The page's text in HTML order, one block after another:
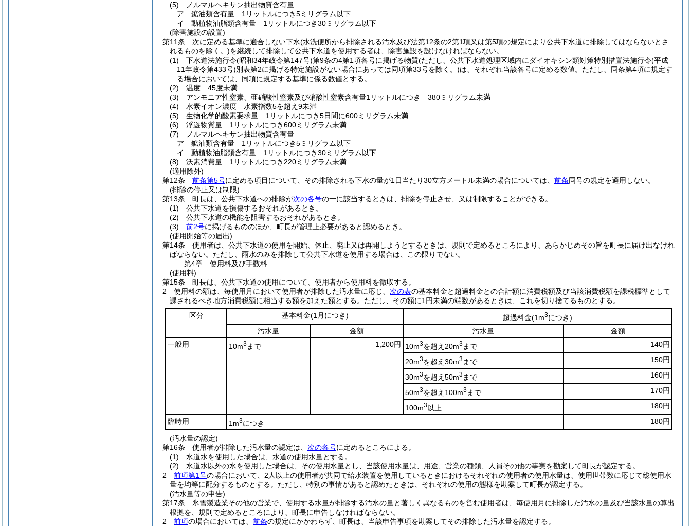
(5)
ノルマルヘキサン抽出物質含有量
ア
鉱油類含有量 1リットルにつき5ミリグラム以下
イ
動植物油脂類含有量 1リットルにつき30ミリグラム以下
(除害施設の設置)
第11条
次に定める基準に適合しない下水(水洗便所から排除される汚水及び法第12条の2第1項又は第5項の規定により公共下水道に排除してはならないとさ
れるものを除く。)を継続して排除して公共下水道を使用する者は、除害施設を設けなければならない。
(1)
下水道法施行令(昭和34年政令第147号)第9条の4第1項各号に掲げる物質(ただし、公共下水道処理区域内にダイオキシン類対策特別措置法施行令(平成
11年政令第433号)別表第2に掲げる特定施設がない場合にあっては同項第33号を除く。)は、それぞれ当該各号に定める数値。 ただし、同条第4項に規定す
る場合においては、同項に規定する基準に係る数値とする。
(2)
温度 45度未満
(3)
アンモニア性窒素、亜硝酸性窒素及び硝酸性窒素含有量1リットルにつき 380ミリグラム未満
(4)
水素イオン濃度 水素指数5を超え9未満
(5)
生物化学的酸素要求量 1リットルにつき5日間に600ミリグラム未満
(6)
浮遊物質量 1リットルにつき600ミリグラム未満
(7)
ノルマルヘキサン抽出物質含有量
ア
鉱油類含有量 1リットルにつき5ミリグラム以下
イ
動植物油脂類含有量 1リットルにつき30ミリグラム以下
(8)
沃素消費量 1リットルにつき220ミリグラム未満
(適用除外)
第12条
前条第5号に定める項目について、その排除される下水の量が1日当たり30立方メートル未満の場合については、 前条同号の規定を適用しない。
(排除の停止又は制限)
第13条
町長は、公共下水道への排除が次の各号の一に該当するときは、排除を停止させ、又は制限することができる。
(1)
公共下水道を損傷するおそれがあるとき。
(2)
公共下水道の機能を阻害するおそれがあるとき。
(3)
前2号に掲げるもののほか、町長が管理上必要があると認めるとき。
(使用開始等の届出)
第14条
使用者は、公共下水道の使用を開始、休止、廃止又は再開しようとするときは、規則で定めるところにより、あらかじめその旨を町長に届け出なけれ
ばならない。 ただし、雨水のみを排除して公共下水道を使用する場合は、この限りでない。
第4章
使用料及び手数料
(使用料)
第15条
町長は、公共下水道の使用について、使用者から使用料を徴収する。
2
使用料の額は、毎使用月において使用者が排除した汚水量に応じ、 次の表の基本料金と超過料金との合計額に消費税額及び当該消費税額を課税標準として
課されるべき地方消費税額に相当する額を加えた額とする。 ただし、その額に1円未満の端数があるときは、これを切り捨てるものとする。
区分
基本料金(1月につき) 超過料金(1m3につき)
汚水量
金額 汚水量
金額
一般用
10m3 まで 1,200円 10m3を超え20m3 まで 140円
20m3を超え30m3 まで 150円
30m3を超え50m3 まで 160円
50m3を超え100m3 まで 170円
100m3以上
180円
臨時用
1m3につき 180円
(汚水量の認定)
第16条
使用者が排除した汚水量の認定は、 次の各号に定めるところによる。
(1)
水道水を使用した場合は、水道の使用水量とする。
(2)
水道水以外の水を使用した場合は、その使用水量とし、当該使用水量は、用途、営業の種類、人員その他の事実を勘案して町長が認定する。
2
前項第1号の場合において、2人以上の使用者が共同で給水装置を使用しているときにおけるそれぞれの使用者の使用水量は、使用世帯数に応じて総使用水
量を均等に配分するものとする。 ただし、特別の事情があると認めたときは、それぞれの使用の態様を勘案して町長が認定する。
(汚水量等の申告)
第17条
氷雪製造業その他の営業で、使用する水量が排除する汚水の量と著しく異なるものを営む使用者は、毎使用月に排除した汚水の量及び当該水量の算出
根拠を、規則で定めるところにより、町長に申告しなければならない。
2
前項の場合においては、 前条の規定にかかわらず、町長は、当該申告事項を勘案してその排除した汚水量を認定する。